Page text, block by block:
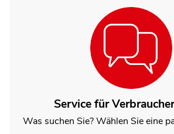
Service für
Was suchen Sie? Wählen Sie eine